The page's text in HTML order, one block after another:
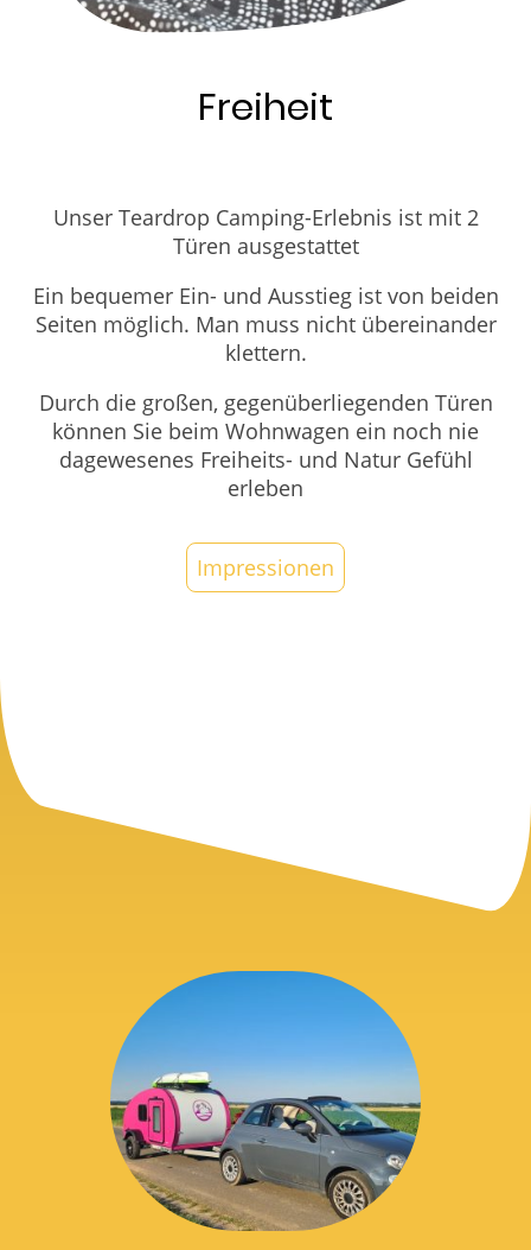
Freiheit
Unser Teardrop Camping-Erlebnis ist mit 2
Türen ausgestattet
Ein bequemer Ein- und Ausstieg ist von beiden
Seiten möglich. Man muss nicht übereinander
klettern.
Durch die großen, gegenüberliegenden Türen
können Sie beim Wohnwagen ein noch nie
dagewesenes Freiheits- und Natur Gefühl
erleben
Impressionen